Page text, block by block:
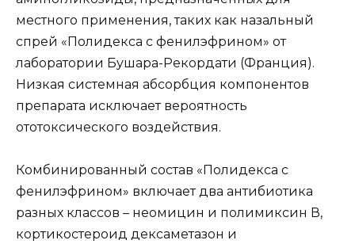
местного применения, таких как назальный
спрей «Полидекса с фенилэфрином» от
лаборатории Бушара-Рекордати (Франция).
Низкая системная абсорбция компонентов
препарата исключает вероятность
ототоксического воздействия.
Комбинированный состав «Полидекса с
фенилэфрином» включает два антибиотика
разных классов – неомицин и полимиксин В,
кортикостероид дексаметазон и